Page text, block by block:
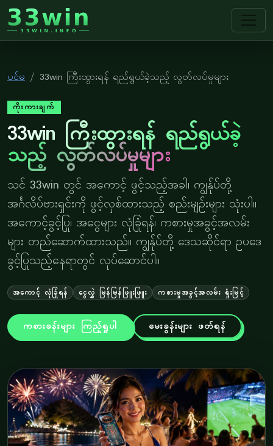
33win
ပင်မ 33win ကြီးထွားရန် ရည်ရွယ်ခဲ့သည့် လွတ်လပ်မှုများ
ကိုးကားချက်
33win ကြီးထွားရန် ရည်ရွယ်ခဲ့
သည့် လွတ်လပ်မှုများ
သင် 33win တွင် အကောင့် ဖွင့်သည့်အခါ၊ ကျွန်ုပ်တို့
အင်္ဂလိပ်ဗားရှင်းကို ဖွင့်လှစ်ထားသည့် စည်းမျဉ်းများ သုံးပါ။
အကောင့်ခွင့်ပြု၊ အငွေများ လုံခြုံရန်၊ ကစားမှုအခွင့်အလမ်း
များ တည်ဆောက်ထားသည်။ ကျွန်ုပ်တို့ ဒေသဆိုင်ရာ ဥပဒေ
ခွင့်ပြုသည့်နေရာတွင် လုပ်ဆောင်ပါ။
အကောင့် လုံခြုံရန် ငွေလွှဲ မြန်မြန်ဖြူးဖြူး ကစားမှုအခွင့်အလမ်း ရှုံးမြင့်
ကစားခန်းများ ကြည့်ရှုပါ မေးခွန်းများ ဖတ်ရန်